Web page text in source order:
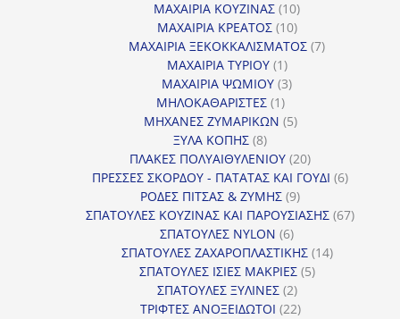
προϊόντα
ΜΑΧΑΙΡΙΑ ΚΟΥΖΙΝΑΣ 1010
προϊόντα
ΜΑΧΑΙΡΙΑ ΚΡΕΑΤΟΣ 1010
προϊόντα
ΜΑΧΑΙΡΙΑ ΞΕΚΟΚΚΑΛΙΣΜΑΤΟΣ 77
ΜΑΧΑΙΡΙΑ ΤΥΡΙΟΥ 11
προϊόν
ΜΑΧΑΙΡΙΑ ΨΩΜΙΟΥ 33
ΜΗΛΟΚΑΘΑΡΙΣΤΕΣ 11
προϊόν
ΜΗΧΑΝΕΣ ΖΥΜΑΡΙΚΩΝ 55
ΞΥΛΑ ΚΟΠΗΣ 88
προϊόντα
ΠΛΑΚΕΣ ΠΟΛΥΑΙΘΥΛΕΝΙΟΥ 2020
προϊόντα
ΠΡΕΣΣΕΣ ΣΚΟΡΔΟΥ - ΠΑΤΑΤΑΣ ΚΑΙ ΓΟΥΔΙ 66
ΡΟΔΕΣ ΠΙΤΣΑΣ & ΖΥΜΗΣ 99
προϊόντα
ΣΠΑΤΟΥΛΕΣ ΚΟΥΖΙΝΑΣ ΚΑΙ ΠΑΡΟΥΣΙΑΣΗΣ 6767
ΣΠΑΤΟΥΛΕΣ NYLON 66
προϊόντα
ΣΠΑΤΟΥΛΕΣ ΖΑΧΑΡΟΠΛΑΣΤΙΚΗΣ 1414
ΣΠΑΤΟΥΛΕΣ ΙΣΙΕΣ ΜΑΚΡΙΕΣ 55
ΣΠΑΤΟΥΛΕΣ ΞΥΛΙΝΕΣ 22
προϊόντα
ΤΡΙΦΤΕΣ ΑΝΟΞΕΙΔΩΤΟΙ 2222